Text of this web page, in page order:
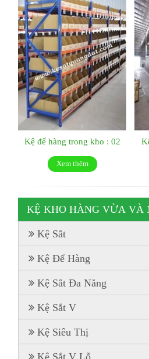
Kệ để hàng trong kho : 02
Xem thêm
KỆ KHO HÀNG VỪA VÀ
Kệ Sắt
Kệ Để Hàng
Kệ Sắt Đa Năng
Kệ Sắt V
Kệ Siêu Thị
Kệ Sắt V Lỗ